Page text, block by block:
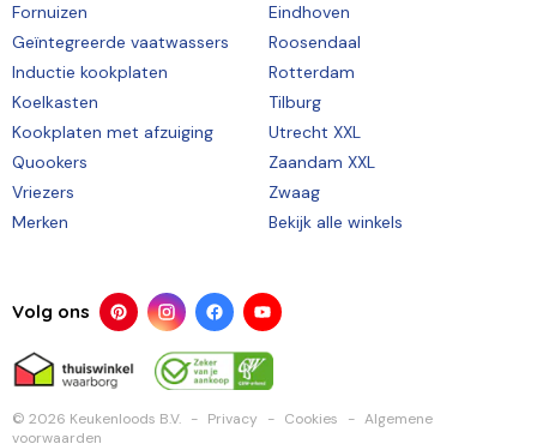
Fornuizen
Geïntegreerde vaatwassers
Inductie kookplaten
Koelkasten
Kookplaten met afzuiging
Quookers
Vriezers
Merken
Eindhoven
Roosendaal
Rotterdam
Tilburg
Utrecht XXL
Zaandam XXL
Zwaag
Bekijk alle winkels
Volg ons
© 2026 Keukenloods B.V. Privacy Cookies
Algemene
voorwaarden